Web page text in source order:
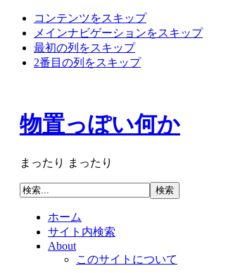
コンテンツをスキップ
メインナビゲーションをスキップ
最初の列をスキップ
2番目の列をスキップ
物置っぽい何か
まったり まったり
ホーム
サイト内検索
About
このサイトについて